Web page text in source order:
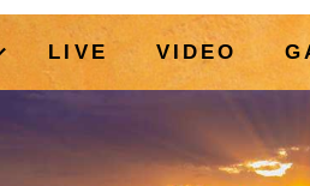
LIVE VIDEO